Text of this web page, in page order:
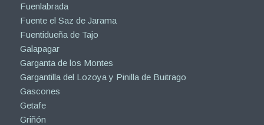
Fuenlabrada
Fuente el Saz de Jarama
Fuentidueña de Tajo
Galapagar
Garganta de los Montes
Gargantilla del Lozoya y Pinilla de Buitrago
Gascones
Getafe
Griñón